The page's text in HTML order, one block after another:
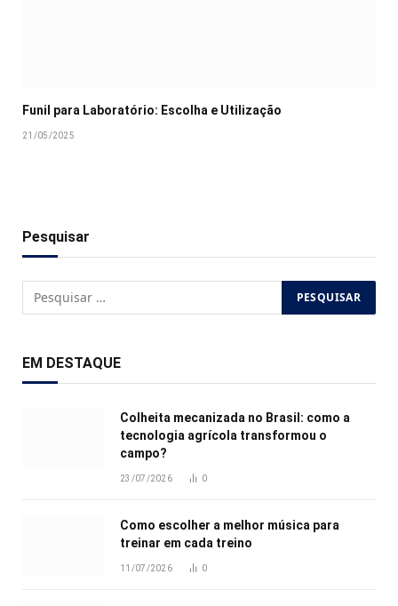
Funil para Laboratório: Escolha e Utilização
21/05/2025
Pesquisar
EM DESTAQUE
Colheita mecanizada no Brasil: como a
tecnologia agrícola transformou o
campo?
23/07/2026 0
Como escolher a melhor música para
treinar em cada treino
11/07/2026 0